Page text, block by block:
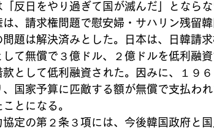
反日をやり過ぎて国が滅んだ」とならな
は、請求権問題で慰安婦・サハリン残留
題は解決済みとした。日本は、日韓請
て無償で３億ドル、２億ドルを低利融
として低利融資された。因みに、１９
、国家予算に匹敵する額が無償で支払わ
とになる。
協定の第２条３項には、今後韓国政府と